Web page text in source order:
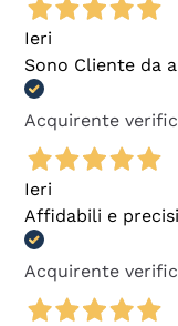
Ieri
Sono Cliente da
Acquirente
Ieri
Affidabili e
Acquirente